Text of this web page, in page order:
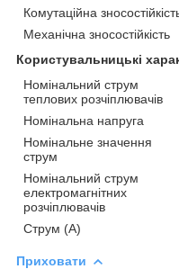
Комутаційна
Механічна зносостійкість
Користувальницькі
Номінальний струм
теплових розчіплювачів
Номінальна напруга
Номінальне значення
струм
Номінальний струм
електромагнітних
розчіплювачів
Струм (А)
Приховати